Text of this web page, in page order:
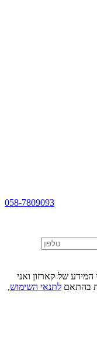
058-7809093
של קארזון ואני
בהתאם לתנאי השימוש,